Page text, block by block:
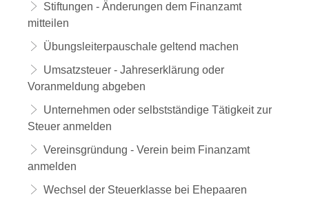
Stiftungen - Änderungen dem Finanzamt
mitteilen
Übungsleiterpauschale geltend machen
Umsatzsteuer - Jahreserklärung oder
Voranmeldung abgeben
Unternehmen oder selbstständige Tätigkeit zur
Steuer anmelden
Vereinsgründung - Verein beim Finanzamt
anmelden
Wechsel der Steuerklasse bei Ehepaaren